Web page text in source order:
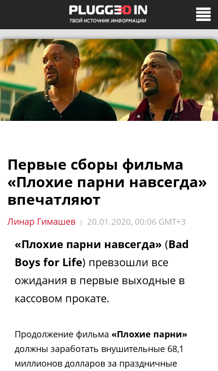
Первые сборы фильма
«Плохие парни навсегда»
впечатляют
Линар Гимашев | 20.01.2020, 00:06 GMT+3
«Плохие парни навсегда» (Bad
Boys for Life) превзошли все
ожидания в первые выходные в
кассовом прокате.
Продолжение фильма «Плохие парни»
должны заработать внушительные 68,1
миллионов долларов за праздничные